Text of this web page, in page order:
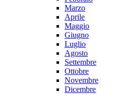
Marzo
Aprile
Maggio
Giugno
Luglio
Agosto
Settembre
Ottobre
Novembre
Dicembre